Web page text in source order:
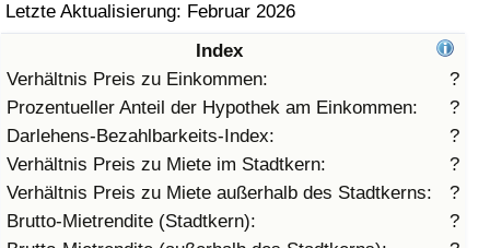
Letzte Aktualisierung: Februar 2026
Index
Verhältnis Preis zu Einkommen:
?
Prozentueller Anteil der Hypothek am Einkommen:
?
Darlehens-Bezahlbarkeits-Index:
?
Verhältnis Preis zu Miete im Stadtkern:
?
Verhältnis Preis zu Miete außerhalb des Stadtkerns:
?
Brutto-Mietrendite (Stadtkern):
?
Umweltverschmutzung
Umweltverschmutzungs-Index (aktuell)
Verschmutzungsindex
Umweltverschmutzungs-Index nach Land
Verkehr